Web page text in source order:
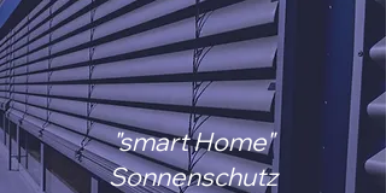
"smart Home"
Sonnenschutz